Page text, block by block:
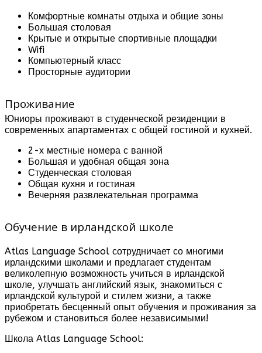
Комфортные комнаты отдыха и общие зоны
Большая столовая
Крытые и открытые спортивные площадки
Wifi
Компьютерный класс
Просторные аудитории
Проживание
Юниоры проживают в студенческой резиденции в
современных апартаментах с общей гостиной и кухней.
2-х местные номера с ванной
Большая и удобная общая зона
Студенческая столовая
Общая кухня и гостиная
Вечерняя развлекательная программа
Обучение в ирландской школе
Atlas Language School сотрудничает со многими
ирландскими школами и предлагает студентам
великолепную возможность учиться в ирландской
школе, улучшать английский язык, знакомиться с
ирландской культурой и стилем жизни, а также
приобретать бесценный опыт обучения и проживания за
рубежом и становиться более независимыми!
Школа Atlas Language School: